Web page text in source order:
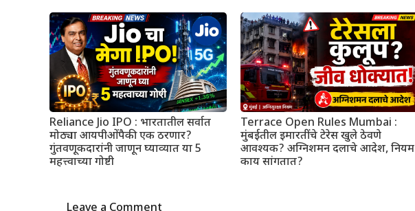
Reliance Jio IPO : भारतातील सर्वात
मोठ्या आयपीओंपैकी एक ठरणार?
गुंतवणूकदारांनी जाणून घ्याव्यात या 5
महत्त्वाच्या गोष्टी
Terrace Open Rules Mumbai :
मुंबईतील इमारतींचे टेरेस खुले ठेवणे
आवश्यक? अग्निशमन दलाचे आदेश, नियम
काय सांगतात?